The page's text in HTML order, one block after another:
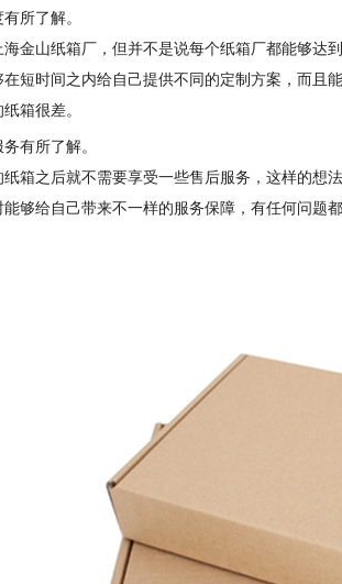
所了解。
金山纸箱厂，但并不是说每个纸箱厂都能够
短时间之内给自己提供不同的定制方案，而
箱很差。
有所了解。
箱之后就不需要享受一些售后服务，这样的
够给自己带来不一样的服务保障，有任何问题